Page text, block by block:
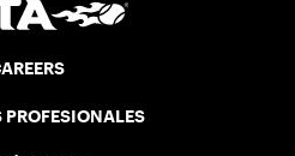
PROFESIONALES